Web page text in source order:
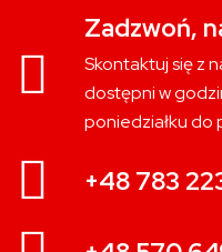
Zadzwoń,
Skontaktuj się z
dostępni w
poniedziałku do
+48 783